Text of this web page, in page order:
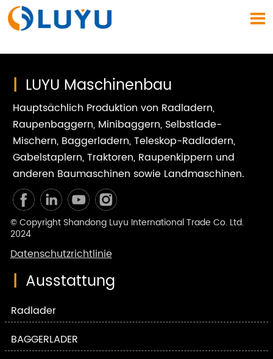

| LUYU Maschinenbau
Hauptsächlich Produktion von Radladern,
Raupenbaggern, Minibaggern, Selbstlade-
Mischern, Baggerladern, Teleskop-Radladern,
Gabelstaplern, Traktoren, Raupenkippern und
anderen Baumaschinen sowie Landmaschinen.
© Copyright Shandong Luyu International Trade Co. Ltd.
2024
Datenschutzrichtlinie
| Ausstattung
Radlader
BAGGERLADER